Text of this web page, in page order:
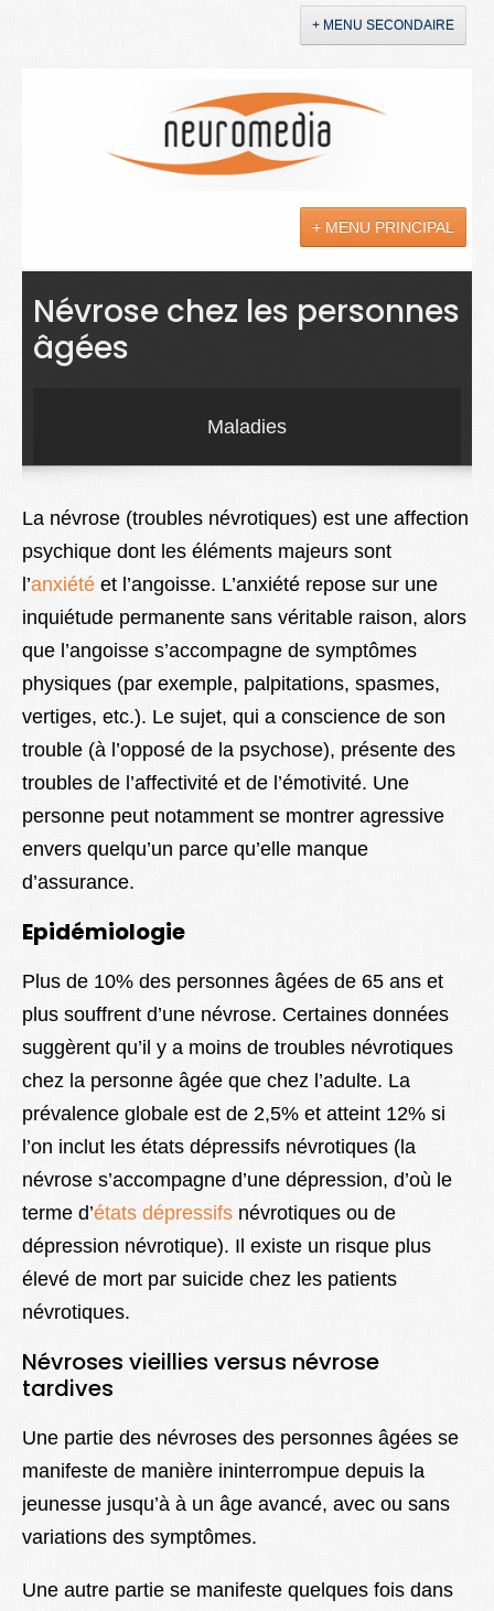
+ MENU SECONDAIRE
+ MENU PRINCIPAL
Actualités
Sciences
Droit
Lexique
Better Health
Névrose chez les personnes
âgées
Maladies
La névrose (troubles névrotiques) est une affection
psychique dont les éléments majeurs sont
l’anxiété et l’angoisse. L’anxiété repose sur une
inquiétude permanente sans véritable raison, alors
que l’angoisse s’accompagne de symptômes
physiques (par exemple, palpitations, spasmes,
vertiges, etc.). Le sujet, qui a conscience de son
trouble (à l’opposé de la psychose), présente des
troubles de l’affectivité et de l’émotivité. Une
personne peut notamment se montrer agressive
envers quelqu’un parce qu’elle manque
d’assurance.
Epidémiologie
Plus de 10% des personnes âgées de 65 ans et
plus souffrent d’une névrose. Certaines données
suggèrent qu’il y a moins de troubles névrotiques
chez la personne âgée que chez l’adulte. La
prévalence globale est de 2,5% et atteint 12% si
l’on inclut les états dépressifs névrotiques (la
névrose s’accompagne d’une dépression, d’où le
terme d’états dépressifs névrotiques ou de
dépression névrotique). Il existe un risque plus
élevé de mort par suicide chez les patients
névrotiques.
Névroses vieillies versus névrose
tardives
Une partie des névroses des personnes âgées se
manifeste de manière ininterrompue depuis la
jeunesse jusqu’à à un âge avancé, avec ou sans
variations des symptômes.
Une autre partie se manifeste quelques fois dans